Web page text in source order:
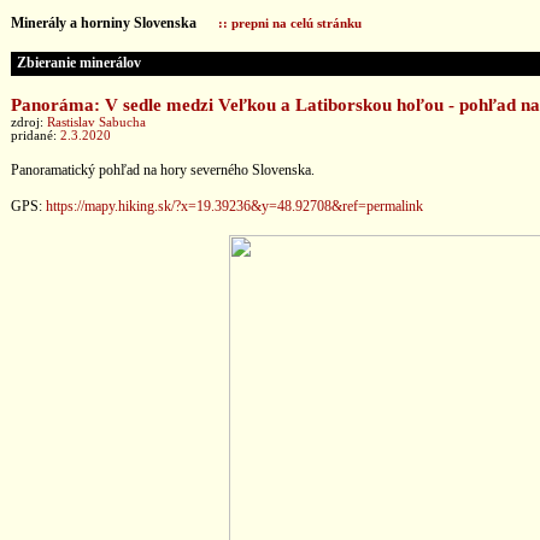
Minerály a horniny Slovenska :: prepni na celú stránku
Zbieranie minerálov
Panoráma: V sedle medzi Veľkou a Latiborskou hoľou - pohľad
zdroj: Rastislav Sabucha
pridané: 2.3.2020
Panoramatický pohľad na hory severného Slovenska.
GPS: https://mapy.hiking.sk/?x=19.39236&y=48.92708&ref=permalink